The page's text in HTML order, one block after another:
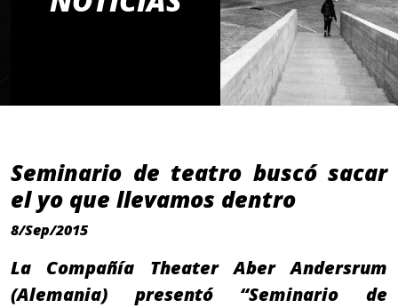
Seminario de teatro buscó sacar
el yo que llevamos dentro
8/Sep/2015
La Compañía Theater Aber Andersrum
(Alemania) presentó “Seminario de